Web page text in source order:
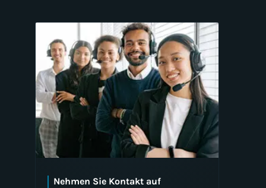
Nehmen Sie Kontakt auf